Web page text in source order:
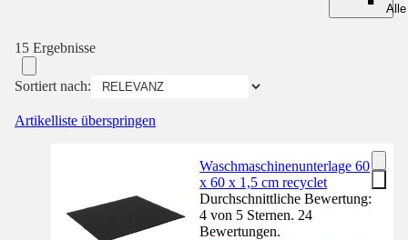
15 Ergebnisse
Sortiert nach:
Artikelliste überspringen
Waschmaschinenunterlage 60
x 60 x 1,5 cm recyclet
Durchschnittliche Bewertung:
4 von 5 Sternen. 24
Bewertungen.